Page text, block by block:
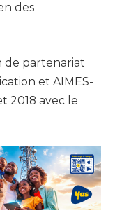
des
de partenariat
et AIMES-
2018 avec le